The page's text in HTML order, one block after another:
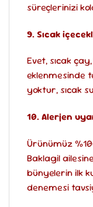
süreçlerinizi
9. Sıcak
Evet, sıcak
eklenmesinde
yoktur, sıcak
10. Alerjen
Ürünümüz
Baklagil
bünyelerin ilk
denemesi